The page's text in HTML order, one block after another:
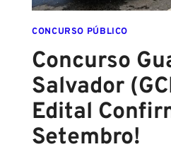
CONCURSO PÚBLICO
Concurso
Salvador
Edital
Setembro!